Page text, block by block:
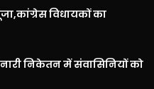
विधायकों का
नारी निकेतन में संवासिनियों को